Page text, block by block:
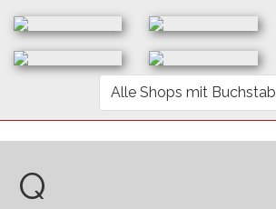
Alle Shops mit
Q